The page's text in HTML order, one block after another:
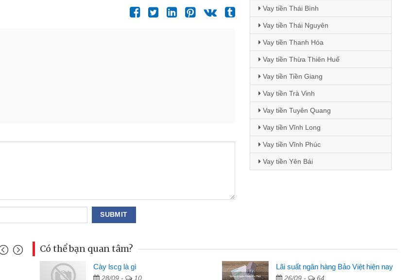
Vay tiền Thái Bình
Vay tiền Thái Nguyên
Vay tiền Thanh Hóa
Vay tiền Thừa Thiên Huế
Vay tiền Tiền Giang
Vay tiền Trà Vinh
Vay tiền Tuyên Quang
Vay tiền Vĩnh Long
Vay tiền Vĩnh Phúc
Vay tiền Yên Bái
Mai Lan - Sinh viên
Có thể bạn quan tâm?
Cày lscg là gì
28/09 - 10
Lãi suất ngân hàng Bảo Việt hiện nay
26/09 - 64